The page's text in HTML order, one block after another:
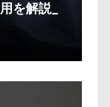
を解説_